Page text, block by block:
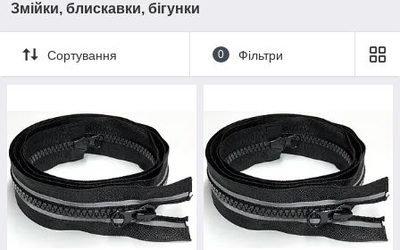
Змійки, блискавки, бігунки
Сортування 0 Фільтри